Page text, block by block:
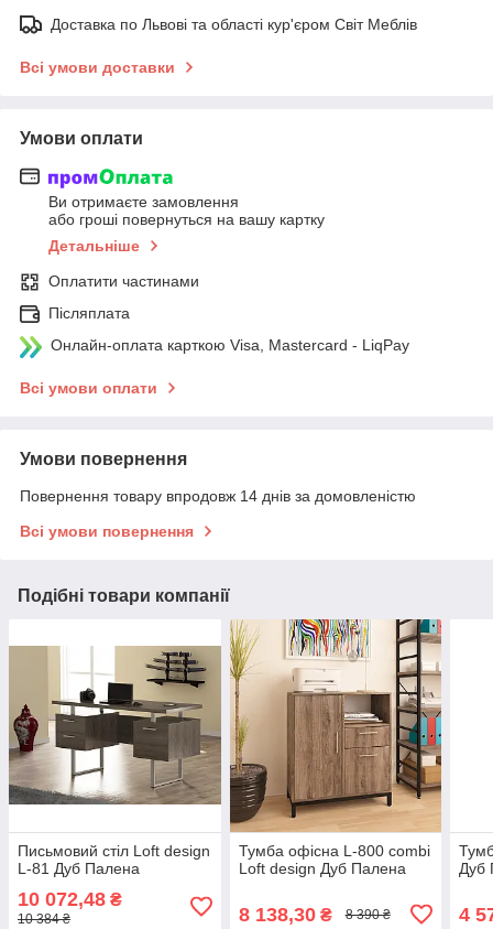
Доставка по Львові та області кур'єром Світ Меблів
Всі умови доставки
Умови оплати
Ви отримаєте замовлення
або гроші повернуться на вашу картку
Детальніше
Оплатити частинами
Післяплата
Онлайн-оплата карткою Visa, Mastercard - LiqPay
Всі умови оплати
Умови повернення
Повернення товару впродовж 14 днів за домовленістю
Всі умови повернення
Подібні товари компанії
Письмовий стіл Loft design
L-81 Дуб Палена
10 072,48 ₴
10 384 ₴
Тумба офісна L-800 combi
Loft design Дуб Палена
8 138,30₴ 8 390 ₴
Дуб
4